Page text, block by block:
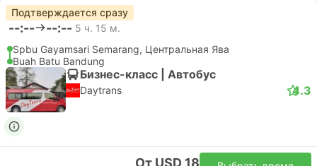
Подтверждается сразу
--:-- --:-- 5 ч. 15 м.
Spbu Gayamsari Semarang, Центральная Ява
Buah Batu Bandung
Бизнес-класс | Автобус
Daytrans 4.3
От USD 18